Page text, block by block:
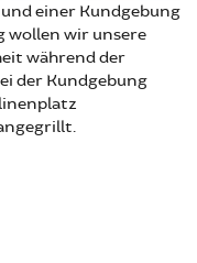
einer Kundgebung
wollen wir unsere
während der
der Kundgebung